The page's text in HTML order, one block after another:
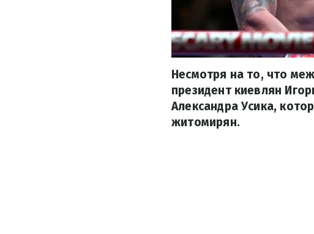
Несмотря на то, что
президент киевлян
Александра Усика,
житомирян.